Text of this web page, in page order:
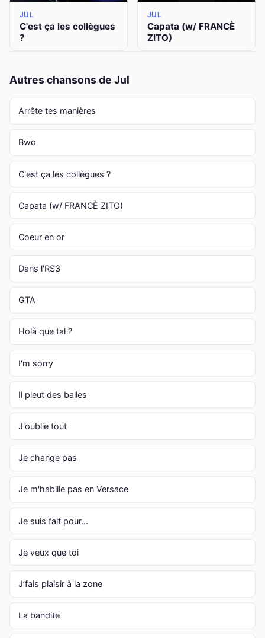
JUL
C'est ça les collègues
?
JUL
Capata (w/ FRANCÈ
ZITO)
Autres chansons de Jul
Arrête tes manières
Bwo
C'est ça les collègues ?
Capata (w/ FRANCÈ ZITO)
Coeur en or
Dans l'RS3
GTA
Holà que tal ?
I'm sorry
Il pleut des balles
J'oublie tout
Je change pas
Je m'habille pas en Versace
Je suis fait pour...
Je veux que toi
J’fais plaisir à la zone
La bandite